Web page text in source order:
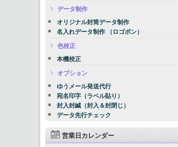
データ制作
オリジナル封筒データ制作
名入れデータ制作 （ロゴポン）
色校正
本機校正
オプション
ゆうメール発送代行
宛名印字（ラベル貼り）
封入封緘（封入＆封閉じ）
データ先行チェック
営業日カレンダー